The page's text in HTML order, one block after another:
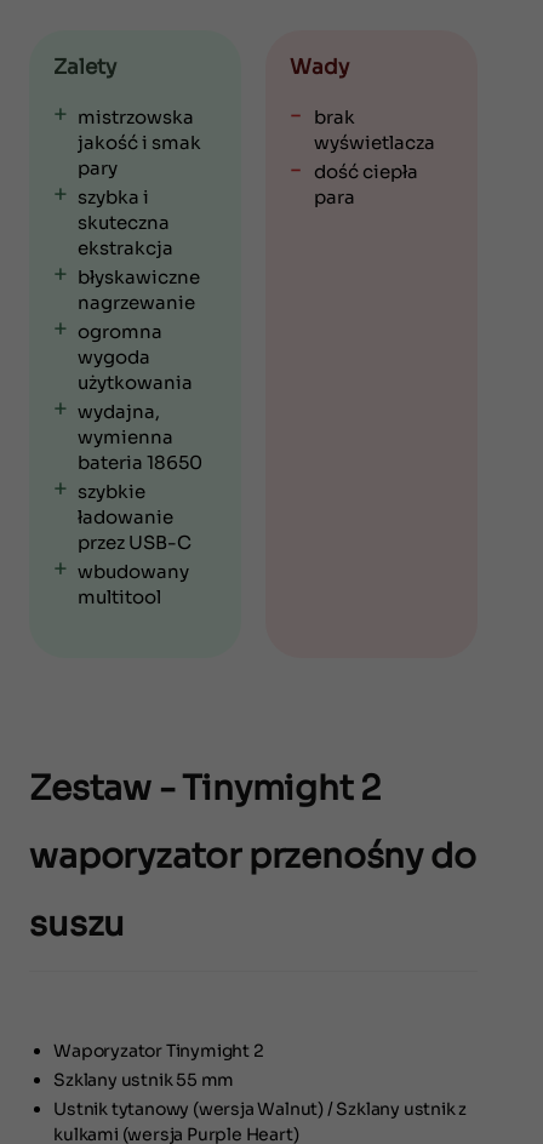
Zalety
mistrzowska
jakość i smak
pary
szybka i
skuteczna
ekstrakcja
błyskawiczne
nagrzewanie
ogromna
wygoda
użytkowania
wydajna,
wymienna
bateria 18650
szybkie
ładowanie
przez USB-C
wbudowany
multitool
Wady
brak
wyświetlacza
dość ciepła
para
Zestaw - Tinymight 2
waporyzator przenośny do
suszu
Waporyzator Tinymight 2
Szklany ustnik 55 mm
Ustnik tytanowy (wersja Walnut) / Szklany ustnik z
kulkami (wersja Purple Heart)